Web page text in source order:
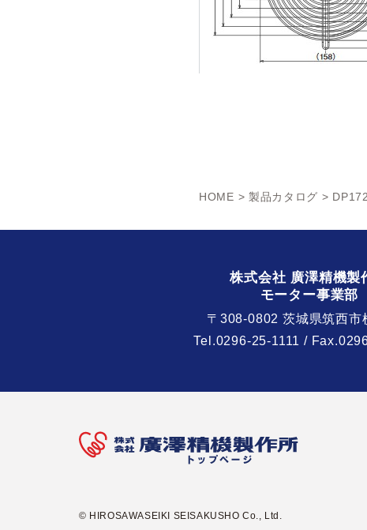
HOME > 製品カタログ >
株式会社 廣澤精機製
モーター事業部
〒308-0802 茨城県筑西市
Tel.0296-25-1111 /
© HIROSAWASEIKI SEISAKUSHO Co., Ltd.